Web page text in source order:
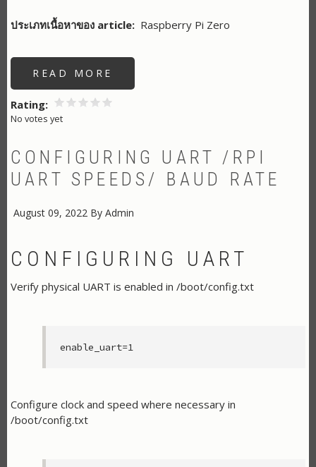
ประเภทเนื้อหาของ article Raspberry Pi Zero
READ MORE
CPU
Rating
No votes yet
CONFIGURING UART /RPI
UART SPEEDS/ BAUD RATE
August 09, 2022 By Admin
CONFIGURING UART
Verify physical UART is enabled in /boot/config.txt
Configure clock and speed where necessary in
/boot/config.txt